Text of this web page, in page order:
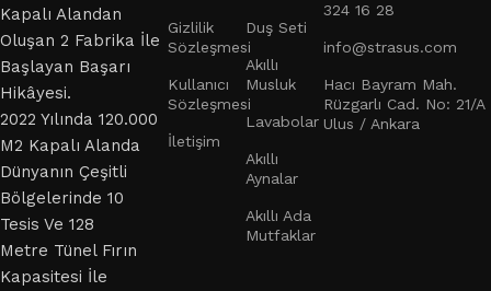
Kapalı Alandan
Oluşan 2 Fabrika İle
Başlayan Başarı
Hikâyesi.
2022 Yılında 120.000
M2 Kapalı Alanda
Dünyanın Çeşitli
Bölgelerinde 10
Tesis Ve 128
Metre Tünel Fırın
Kapasitesi İle
Gizlilik
Sözleşmesi
Kullanıcı
Sözleşmesi
İletişim
Duş Seti
Akıllı
Musluk
Lavabolar
Akıllı
Aynalar
Akıllı Ada
Mutfaklar
324 16 28
info@strasus.com
Hacı Bayram Mah.
Rüzgarlı Cad. No: 21/A
Ulus / Ankara